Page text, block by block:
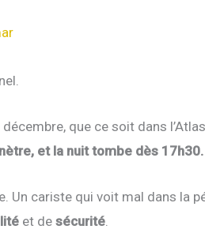
que ce soit dans
et la nuit tombe dès 17h30.
cariste qui voit mal dans la
et de sécurité.